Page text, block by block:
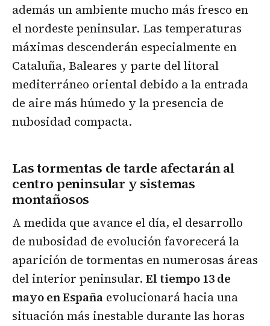
además un ambiente mucho más fresco en
el nordeste peninsular. Las temperaturas
máximas descenderán especialmente en
Cataluña, Baleares y parte del litoral
mediterráneo oriental debido a la entrada
de aire más húmedo y la presencia de
nubosidad compacta.
Las tormentas de tarde afectarán al
centro peninsular y sistemas
montañosos
A medida que avance el día, el desarrollo
de nubosidad de evolución favorecerá la
aparición de tormentas en numerosas áreas
del interior peninsular. El tiempo 13 de
mayo en España evolucionará hacia una
situación más inestable durante las horas